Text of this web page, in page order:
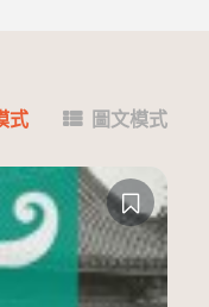
式 圖文模式